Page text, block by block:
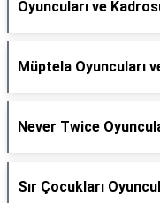
Oyuncuları ve
Müptela Oyuncuları
Never Twice
Sır Çocukları